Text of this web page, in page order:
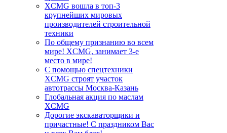
XCMG вошла в топ-3
крупнейших мировых
производителей строительной
техники
По общему признанию во всем
мире! XCMG, занимает 3-е
место в мире!
С помощью спецтехники
XCMG строят участок
автотрассы Москва-Казань
Глобальная акция по маслам
XCMG
Дорогие экскаваторщики и
причастные! С праздником Вас